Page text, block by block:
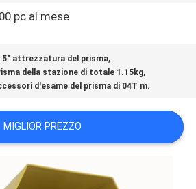
pc al mese
5" attrezzatura del prisma,
della stazione di totale 1.15kg,
d'esame del prisma di 04T m.
MIGLIOR PREZZO